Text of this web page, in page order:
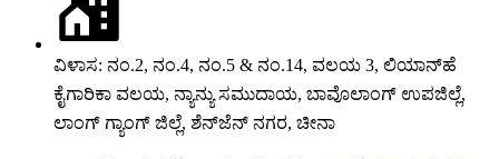
ವಿಳಾಸ: ನಂ.2, ನಂ.4, ನಂ.5 & ನಂ.14, ವಲಯ 3, ಲಿಯಾನ್‌ಹೆ
ಕೈಗಾರಿಕಾ ವಲಯ, ನ್ಯಾನ್ಯು ಸಮುದಾಯ, ಬಾವೊಲಾಂಗ್ ಉಪಜಿಲ್ಲೆ,
ಲಾಂಗ್ ಗ್ಯಾಂಗ್ ಜಿಲ್ಲೆ, ಶೆನ್‌ಜೆನ್ ನಗರ, ಚೀನಾ